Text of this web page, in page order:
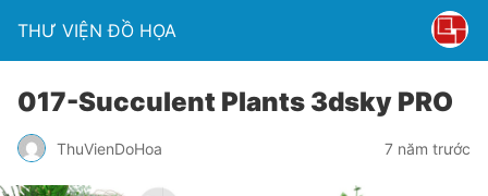
THƯ VIỆN ĐỒ HỌA
017-Succulent Plants 3dsky PRO
ThuVienDoHoa 7 năm trước